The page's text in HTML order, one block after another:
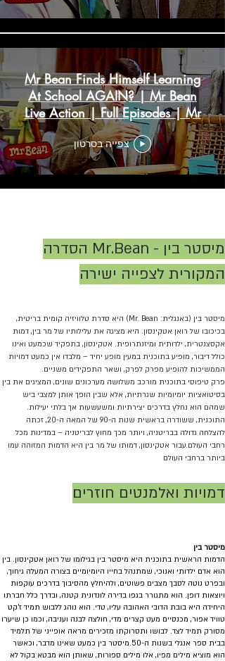
Mr Bean Finds Himself Learning
At School AGAIN? | Mr Bean
Live Action | Full Episodes | Mr
Bean
צפייה בסרטון
מיסטר בין - Mr.Bean הסדרה
המקורית לצפייה ישירה
מיסטר בִּין (באנגלית: Mr. Bean) היא סדרת טלוויזיה קומית בריטית,
בכיכובו של רואן אטקינסון. היא מציגה את עלילותיו של מר בין, דמות
אקסצנטרית, ילדותית ומיזנתרופית. אטקינסון, בתפקיד שכמעט ואינו
כולל דיבור, מופיע בתוכנית במעין מופע יחיד – מלבדו אין כמעט דמויות
הממשיכות להופיע מפרק לפרק, ושאר התפקידים משניים.
פרק טיפוסי בתוכנית מורכב משלושה מערכונים שונים, המציגים את בין
בסיטואציות יומיומיות שגרתיות, אלא שבין הופך אותן למצבי ביש
שמהם הוא נחלץ בדרכים יצירתיות ומשעשעות אך בלתי יעילות.
התוכנית, ששודרה בראשית שנות ה-90 של המאה ה-20, זכתה
להצלחה גדולה בבריטניה, ויותר מכך מחוץ לבריטניה – במדינות מכל
רחבי העולם.עבור אטקינסון, דמותו של מר בין היא הדמות המזוהה עמו
ביותר ברחבי העולם
דמויות ואלמנטים חוזרים
מיסטר בין
הדמות הראשית בתוכנית היא מיסטר בין בגילומו של רואן אטקינסון. בין
הוא אדם ילדותי ואנוכי, שמתנהל בחייו היומיומיים בצורה המעלה גיחוך,
ובפרט נוטה לסבך מצבים פשוטים, ולהיחלץ מהסיבוך בדרכים עוקפות
ויוצאות דופן. הוא מתגורר בגפו בדירה לונדונית קטנה, ובדרך כלל חברתו
היחידה היא בובת הדובי האהובה עליו, טדי. הוא נוהג ללבוש תמיד ז'קט
טוויד אפור, מכנסיים מעט קצרים מדי, חולצה לבנה ועניבה, וכמו כן שיערו
מסורק תמיד לצד. לבושו ותסרוקתו מזכירים מראה אופייני של תלמיד
בבית ספר אנגלי בשנות ה-50.מיסטר בין כמעט שאינו מדבר, וכאשר
הוא מוציא מילים מפיו, אלו מילים ספורות, שאותן הוא מבטא בקול לא